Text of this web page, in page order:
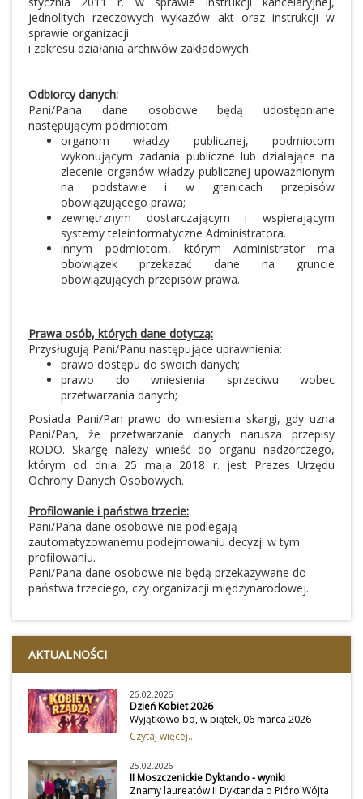
jednolitych rzeczowych wykazów akt oraz instrukcji w
sprawie organizacji
i zakresu działania archiwów zakładowych.
Odbiorcy danych:
Pani/Pana dane osobowe będą udostępniane
następującym podmiotom:
organom władzy publicznej, podmiotom
wykonującym zadania publiczne lub działające na
zlecenie organów władzy publicznej upoważnionym
na podstawie i w granicach przepisów
obowiązującego prawa;
zewnętrznym dostarczającym i wspierającym
systemy teleinformatyczne Administratora.
innym podmiotom, którym Administrator ma
obowiązek przekazać dane na gruncie
obowiązujących przepisów prawa.
Prawa osób, których dane dotyczą:
Przysługują Pani/Panu następujące uprawnienia:
prawo dostępu do swoich danych;
prawo do wniesienia sprzeciwu wobec
przetwarzania danych;
Posiada Pani/Pan prawo do wniesienia skargi, gdy uzna
Pani/Pan, że przetwarzanie danych narusza przepisy
RODO. Skargę należy wnieść do organu nadzorczego,
którym od dnia 25 maja 2018 r. jest Prezes Urzędu
Ochrony Danych Osobowych.
Profilowanie i państwa trzecie:
Pani/Pana dane osobowe nie podlegają
zautomatyzowanemu podejmowaniu decyzji w tym
profilowaniu.
Pani/Pana dane osobowe nie będą przekazywane do
państwa trzeciego, czy organizacji międzynarodowej.
AKTUALNOŚCI
26.02.2026
Dzień Kobiet 2026
Wyjątkowo bo, w piątek, 06 marca 2026
roku zapraszamy na koncert z okazji Dnia
Kobiet.Zapraszamy muzyczny spektakl
grupy TOTO IMPRO – stworzony specjalnie z
okazji Dnia Kobiet!Tego wieczoru to Wy,
Czytaj więcej...
25.02.2026
II Moszczenickie Dyktando - wyniki
Znamy laureatów II Dyktanda o Pióro Wójta